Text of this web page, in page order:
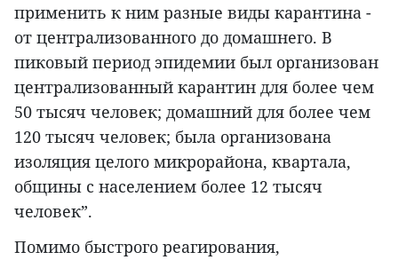
применить к ним разные виды карантина -
от централизованного до домашнего. В
пиковый период эпидемии был организован
централизованный карантин для более чем
50 тысяч человек; домашний для более чем
120 тысяч человек; была организована
изоляция целого микрорайона, квартала,
общины с населением более 12 тысяч
человек”.
Помимо быстрого реагирования,